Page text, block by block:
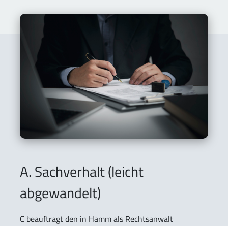
A. Sachverhalt (leicht
abgewandelt)
C beauftragt den in Hamm als Rechtsanwalt